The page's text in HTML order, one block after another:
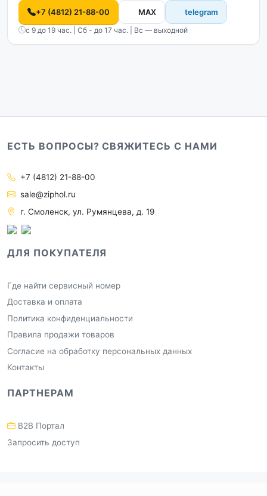
+7 (4812) 21-88-00 MAX telegram
с 9 до 19 час. | Сб - до 17 час. | Вс — выходной
ЕСТЬ ВОПРОСЫ? СВЯЖИТЕСЬ С НАМИ
+7 (4812) 21-88-00
sale@ziphol.ru
г. Смоленск, ул. Румянцева, д. 19
ДЛЯ ПОКУПАТЕЛЯ
Где найти сервисный номер
Доставка и оплата
Политика конфиденциальности
Правила продажи товаров
Согласие на обработку персональных данных
Контакты
ПАРТНЕРАМ
B2B Портал
Запросить доступ